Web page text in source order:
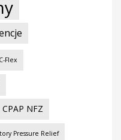
C-Flex
CPAP NFZ
Pressure Relief